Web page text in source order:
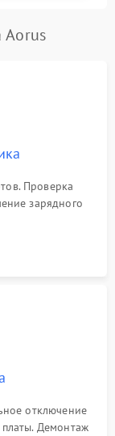
Aorus
Проверка
зарядного
с помощью
проблемы.
отключение
Демонтаж